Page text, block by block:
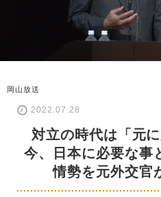
岡山放送
2022.07.28
対立の時代は「元
今、日本に必要な
情勢を元外交官